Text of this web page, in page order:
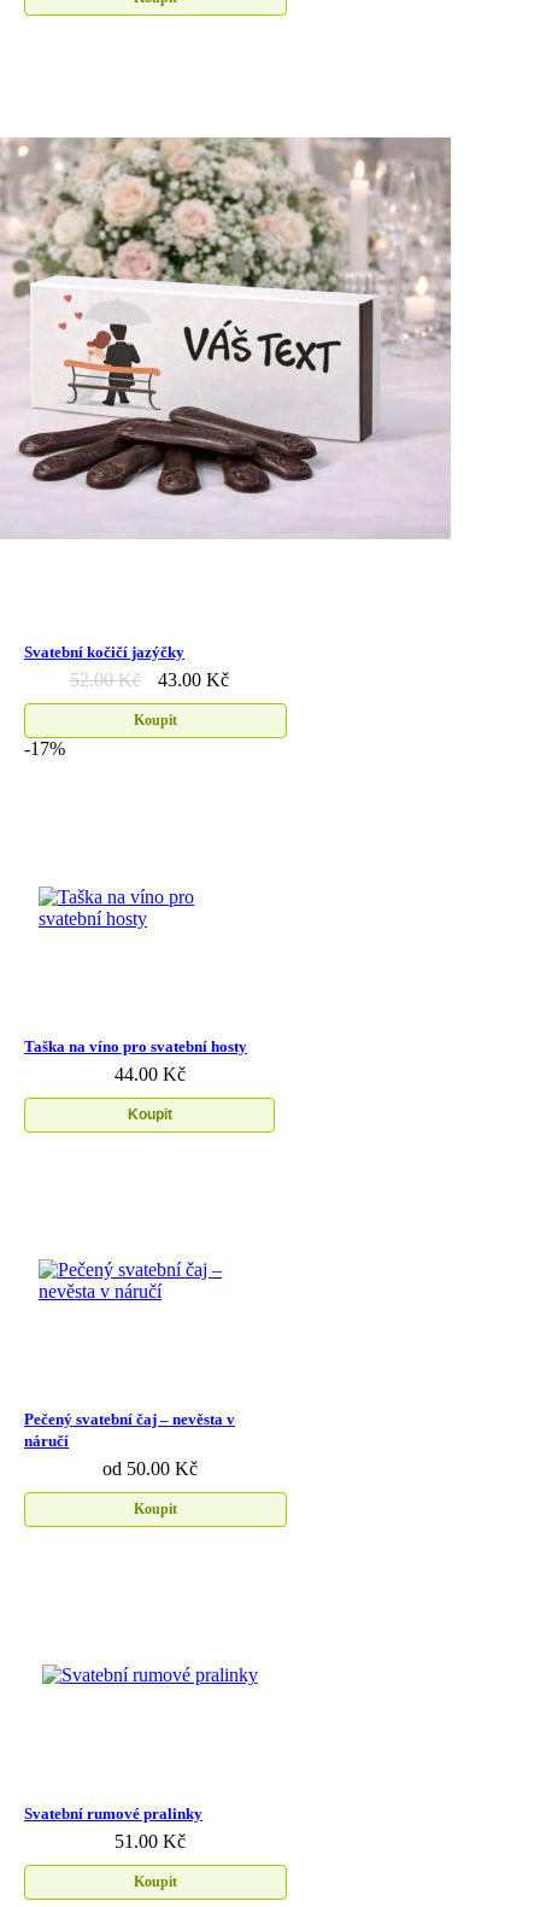
Svatební kočičí jazýčky
52.00 Kč 43.00 Kč
Koupit
-17%
Taška na víno pro svatební hosty
44.00 Kč
Koupit
Pečený svatební čaj – nevěsta v
náručí
od 50.00 Kč
Koupit
Svatební rumové pralinky
51.00 Kč
Koupit